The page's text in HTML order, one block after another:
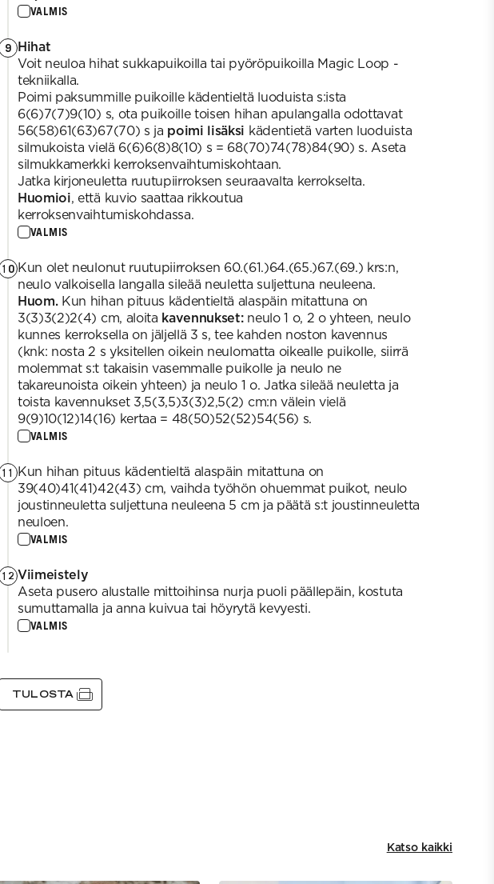
VALMIS
9 Hihat
Voit neuloa hihat sukkapuikoilla tai pyöröpuikoilla Magic Loop -
tekniikalla.
Poimi paksummille puikoille kädentieltä luoduista s:ista
6(6)7(7)9(10) s, ota puikoille toisen hihan apulangalla odottavat
56(58)61(63)67(70) s ja poimi lisäksi kädentietä varten luoduista
silmukoista vielä 6(6)6(8)8(10) s = 68(70)74(78)84(90) s. Aseta
silmukkamerkki kerroksenvaihtumiskohtaan.
Jatka kirjoneuletta ruutupiirroksen seuraavalta kerrokselta.
Huomioi, että kuvio saattaa rikkoutua
kerroksenvaihtumiskohdassa.
VALMIS
10 Kun olet neulonut ruutupiirroksen 60.(61.)64.(65.)67.(69.) krs:n,
neulo valkoisella langalla sileää neuletta suljettuna neuleena.
Huom.Kun hihan pituus kädentieltä alaspäin mitattuna on
3(3)3(2)2(4) cm, aloita kavennukset:neulo 1 o, 2 o yhteen, neulo
kunnes kerroksella on jäljellä 3 s, tee kahden noston kavennus
(knk: nosta 2 s yksitellen oikein neulomatta oikealle puikolle, siirrä
molemmat s:t takaisin vasemmalle puikolle ja neulo ne
takareunoista oikein yhteen) ja neulo 1 o. Jatka sileää neuletta ja
toista kavennukset 3,5(3,5)3(3)2,5(2) cm:n välein vielä
9(9)10(12)14(16) kertaa = 48(50)52(52)54(56) s.
VALMIS
11 Kun hihan pituus kädentieltä alaspäin mitattuna on
39(40)41(41)42(43) cm, vaihda työhön ohuemmat puikot, neulo
joustinneuletta suljettuna neuleena 5 cm ja päätä s:t joustinneuletta
neuloen.
VALMIS
12 Viimeistely
Aseta pusero alustalle mittoihinsa nurja puoli päällepäin, kostuta
sumuttamalla ja anna kuivua tai höyrytä kevyesti.
VALMIS
TULOSTA
Katso kaikki